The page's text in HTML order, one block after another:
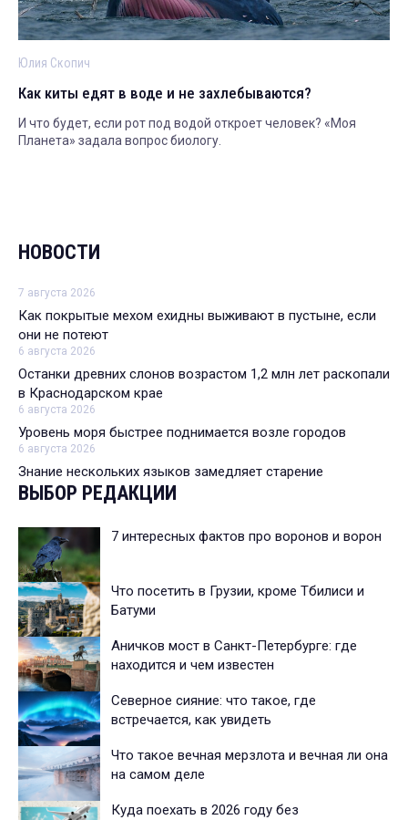
Юлия Скопич
Как киты едят в воде и не захлебываются?
И что будет, если рот под водой откроет человек? «Моя
Планета» задала вопрос биологу.
НОВОСТИ
7 августа 2026
Как покрытые мехом ехидны выживают в пустыне, если
они не потеют
6 августа 2026
Останки древних слонов возрастом 1,2 млн лет раскопали
в Краснодарском крае
6 августа 2026
Уровень моря быстрее поднимается возле городов
6 августа 2026
Знание нескольких языков замедляет старение
ВЫБОР РЕДАКЦИИ
7 интересных фактов про воронов и ворон
Что посетить в Грузии, кроме Тбилиси и
Батуми
Аничков мост в Санкт-Петербурге: где
находится и чем известен
Северное сияние: что такое, где
встречается, как увидеть
Что такое вечная мерзлота и вечная ли она
на самом деле
Куда поехать в 2026 году без